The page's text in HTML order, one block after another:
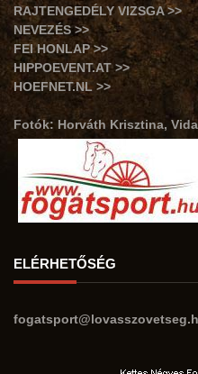
RAJTENGEDÉLY VIZSGA >>
NEVEZÉS >>
FEI HONLAP >>
HIPPOEVENT.AT >>
HOEFNET.NL >>
Fotók: Horváth Krisztina,
ELÉRHETŐSÉG